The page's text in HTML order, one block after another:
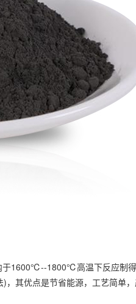
于1600℃--1800℃高温下反应制
其优点是节省能源，工艺简单，